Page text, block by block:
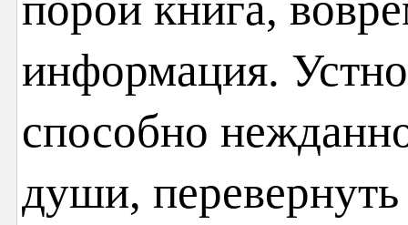
информация.
способно
души,